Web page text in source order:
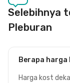
Selebihnya
Pleburan
Berapa
Harga kost